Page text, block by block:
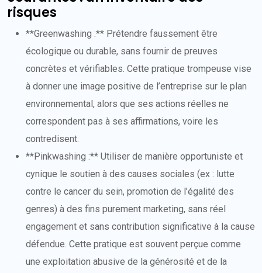
risques
**Greenwashing :** Prétendre faussement être
écologique ou durable, sans fournir de preuves
concrètes et vérifiables. Cette pratique trompeuse vise
à donner une image positive de l’entreprise sur le plan
environnemental, alors que ses actions réelles ne
correspondent pas à ses affirmations, voire les
contredisent.
**Pinkwashing :** Utiliser de manière opportuniste et
cynique le soutien à des causes sociales (ex : lutte
contre le cancer du sein, promotion de l’égalité des
genres) à des fins purement marketing, sans réel
engagement et sans contribution significative à la cause
défendue. Cette pratique est souvent perçue comme
une exploitation abusive de la générosité et de la